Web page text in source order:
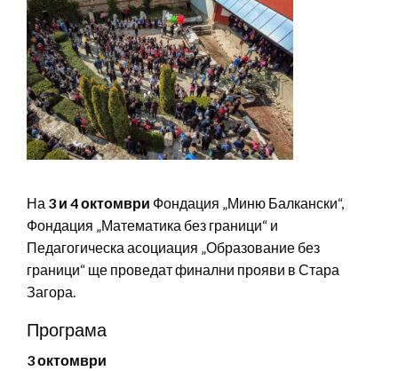
На 3 и 4 октомври Фондация „Миню Балкански“,
Фондация „Математика без граници“ и
Педагогическа асоциация „Образование без
граници“ ще проведат финални прояви в Стара
Загора.
Програма
3 октомври